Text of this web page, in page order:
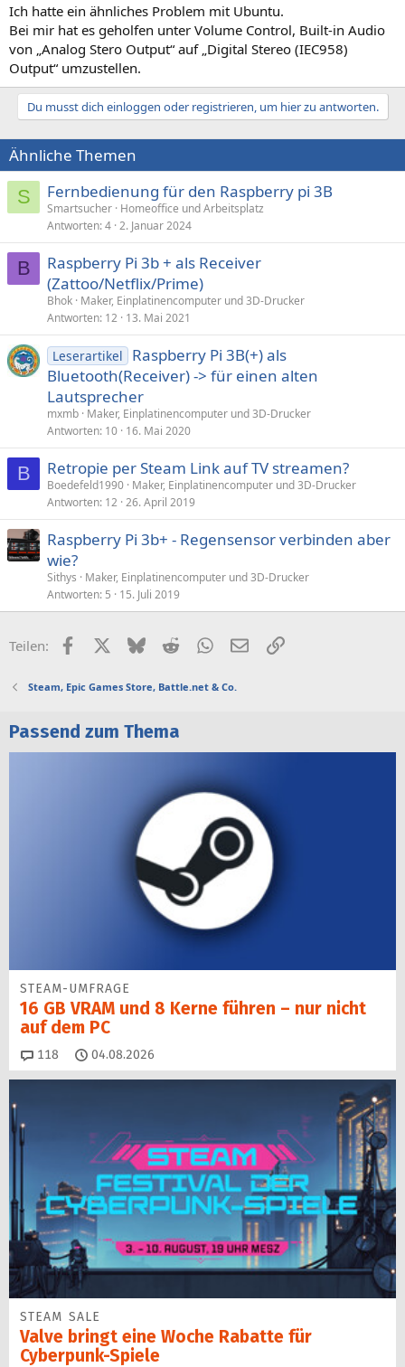
Ich hatte ein ähnliches Problem mit Ubuntu.
Bei mir hat es geholfen unter Volume Control, Built-in Audio
von „Analog Stero Output“ auf „Digital Stereo (IEC958)
Output“ umzustellen.
Du musst dich einloggen oder registrieren, um hier zu antworten.
Ähnliche Themen
S Fernbedienung für den Raspberry pi 3B
Smartsucher Homeoffice und Arbeitsplatz
Antworten 4 2. Januar 2024
B
Raspberry Pi 3b + als Receiver
(Zattoo/Netflix/Prime)
Bhok Maker, Einplatinencomputer und 3D-Drucker
Antworten 12 13. Mai 2021
Leserartikel
Raspberry Pi 3B(+) als
Bluetooth(Receiver) -> für einen alten
Lautsprecher
mxmb Maker, Einplatinencomputer und 3D-Drucker
Antworten 10 16. Mai 2020
B Retropie per Steam Link auf TV streamen?
Boedefeld1990 Maker, Einplatinencomputer und 3D-Drucker
Antworten 12 26. April 2019
Raspberry Pi 3b+ - Regensensor verbinden aber
wie?
Sithys
Maker, Einplatinencomputer und 3D-Drucker
Antworten 5 15. Juli 2019
Teilen: FacebookX (Twitter)
BlueskyRedditWhatsApp
E-MailLink
Steam, Epic Games Store, Battle.net & Co.
Passend zum Thema
STEAM-UMFRAGE
16 GB VRAM und 8 Kerne führen – nur nicht
auf dem PC
118 Kommentare
04.08.2026
STEAM SALE
Valve bringt eine Woche Rabatte für
Cyberpunk-Spiele